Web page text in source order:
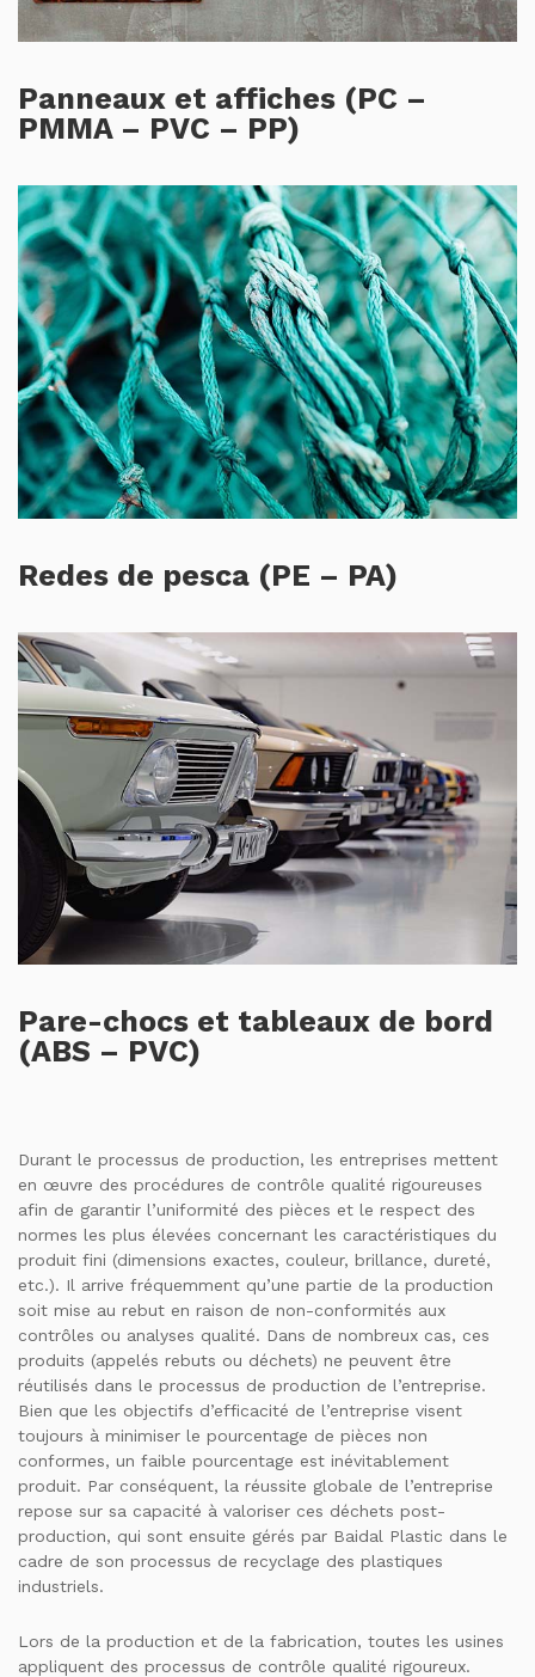
Panneaux et affiches (PC –
PMMA – PVC – PP)
Redes de pesca (PE – PA)
Pare-chocs et tableaux de bord
(ABS – PVC)
Durant le processus de production, les entreprises mettent
en œuvre des procédures de contrôle qualité rigoureuses
afin de garantir l’uniformité des pièces et le respect des
normes les plus élevées concernant les caractéristiques du
produit fini (dimensions exactes, couleur, brillance, dureté,
etc.). Il arrive fréquemment qu’une partie de la production
soit mise au rebut en raison de non-conformités aux
contrôles ou analyses qualité. Dans de nombreux cas, ces
produits (appelés rebuts ou déchets) ne peuvent être
réutilisés dans le processus de production de l’entreprise.
Bien que les objectifs d’efficacité de l’entreprise visent
toujours à minimiser le pourcentage de pièces non
conformes, un faible pourcentage est inévitablement
produit. Par conséquent, la réussite globale de l’entreprise
repose sur sa capacité à valoriser ces déchets post-
production, qui sont ensuite gérés par Baidal Plastic dans le
cadre de son processus de recyclage des plastiques
industriels.
Lors de la production et de la fabrication, toutes les usines
appliquent des processus de contrôle qualité rigoureux.